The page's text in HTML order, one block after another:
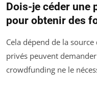
Dois-je céder une
pour obtenir des
Cela dépend de la
privés peuvent
crowdfunding ne le